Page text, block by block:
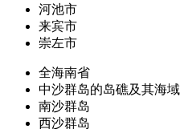
河池市
来宾市
崇左市
全海南省
中沙群岛的岛礁及其海域
南沙群岛
西沙群岛